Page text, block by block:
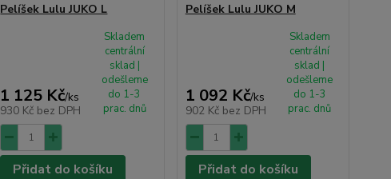
Pelíšek Lulu JUKO L
1 125 Kč/ks
930 Kč bez DPH
Skladem
centrální
sklad |
odešleme
do 1-3
prac. dnů
Přidat do košíku
Pelíšek Lulu JUKO M
1 092 Kč/ks
902 Kč bez DPH
Skladem
centrální
sklad |
odešleme
do 1-3
prac. dnů
Přidat do košíku